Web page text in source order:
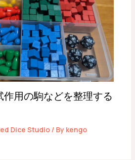
用の駒などを整理する
Dice Studio/ By kengo